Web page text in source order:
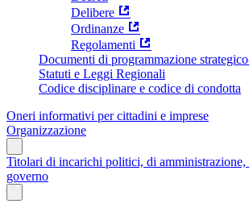
Delibere
Ordinanze
Regolamenti
Documenti di programmazione
Statuti e Leggi Regionali
Codice disciplinare e codice di condotta
Oneri informativi per cittadini e imprese
Organizzazione
Titolari di incarichi politici, di amministrazione,
governo